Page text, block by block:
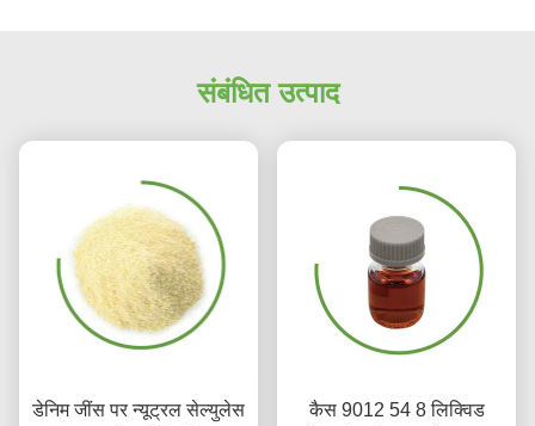
संबंधित उत्पाद
डेनिम जींस पर न्यूट्रल सेल्युलेस
कैस 9012 54 8 लिक्विड